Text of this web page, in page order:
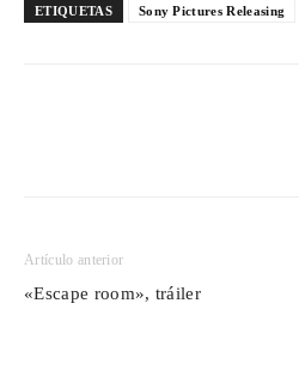
ETIQUETAS Sony Pictures Releasing
Artículo anterior
«Escape room», tráiler